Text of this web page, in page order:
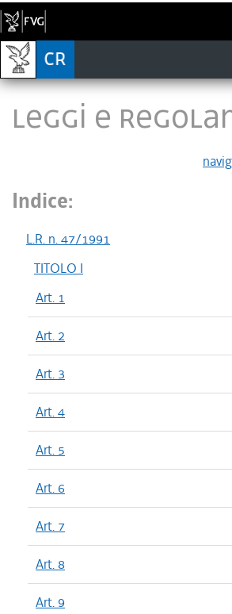
LEGGI E
Indice:
L.R. n. 47/1991
TITOLO I
Art. 1
Art. 2
Art. 3
Art. 4
Art. 5
Art. 6
Art. 7
Art. 8
Art. 9